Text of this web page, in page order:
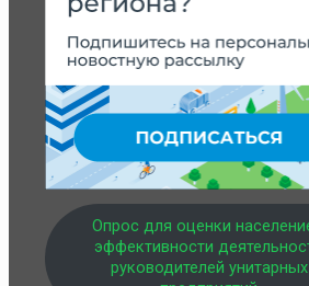
Опрос для оценки
эффективности
руководителей унитарных